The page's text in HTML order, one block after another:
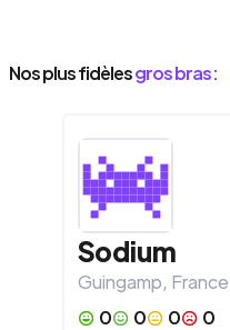
Nos plus fidèlesgros bras :
Sodium
Guingamp, France
0
0 0
0